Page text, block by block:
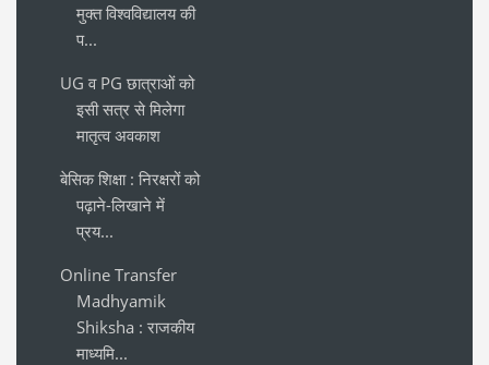
मुक्त विश्वविद्यालय की
प...
UG व PG छात्राओं को
इसी सत्र से मिलेगा
मातृत्व अवकाश
बेसिक शिक्षा : निरक्षरों को
पढ़ाने-लिखाने में
प्रय...
Online Transfer
Madhyamik
Shiksha : राजकीय
माध्यमि...